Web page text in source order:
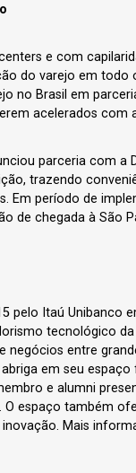
e com
do varejo em todo
no Brasil em
acelerados com
parceria com a
trazendo
Em período de
de chegada à São
pelo Itaú Unibanco
tecnológico
negócios entre
em seu
e alumni
espaço também
Mais